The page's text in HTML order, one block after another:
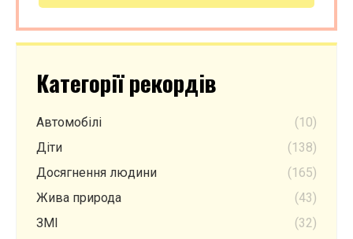
Категорії рекордів
Автомобілі
(10)
Діти
(138)
Досягнення людини
(165)
Жива природа
(43)
ЗМІ
(32)